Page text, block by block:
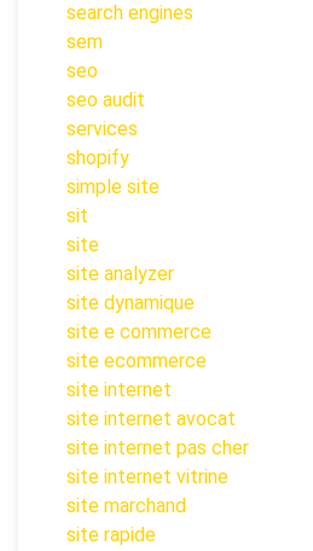
search engines
sem
seo
seo audit
services
shopify
simple site
sit
site
site analyzer
site dynamique
site e commerce
site ecommerce
site internet
site internet avocat
site internet pas cher
site internet vitrine
site marchand
site rapide